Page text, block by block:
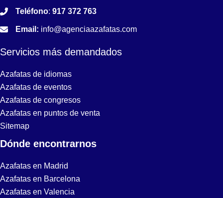
Teléfono: 917 372 763
Email: info@agenciaazafatas.com
Servicios más demandados
Azafatas de idiomas
Azafatas de eventos
Azafatas de congresos
Azafatas en puntos de venta
Sitemap
Dónde encontrarnos
Azafatas en Madrid
Azafatas en Barcelona
Azafatas en Valencia